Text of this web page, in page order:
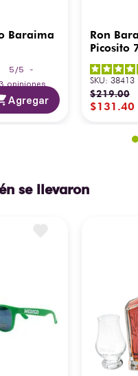
Baraima
5 /5
-
3 opiniones
Agregar
Ron
Picosito
SKU: 38413
$219.00
$131 .40
se llevaron